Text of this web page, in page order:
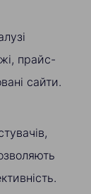
прайс-
сайти.